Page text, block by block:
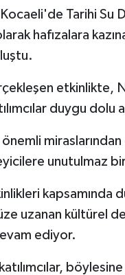
Kocaeli'de Tarihi Su
hafızalara
etkinlikte,
duygu dolu
unutulmaz
kapsamında
uzanan kültürel
ediyor.